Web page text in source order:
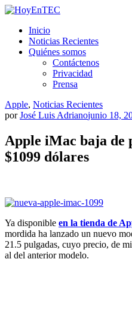
Saltar
contenido.
Inicio
Noticias Recientes
Quiénes somos
Contáctenos
Privacidad
Prensa
Apple, Noticias Recientes
porJosé Luis Adrianojunio 18,
Apple iMac baja de
$1099 dólares
Ya disponible en la tienda de
mordida ha lanzado un nuevo
21.5 pulgadas, cuyo precio, de
al del anterior modelo.